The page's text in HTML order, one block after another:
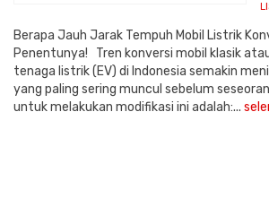
Berapa Jauh Jarak Tempuh Mobil Listrik
Penentunya! Tren konversi mobil klasik
tenaga listrik (EV) di Indonesia semakin
yang paling sering muncul sebelum
untuk melakukan modifikasi ini adalah:...